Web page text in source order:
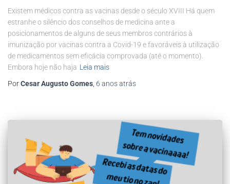
Existem médicos contra as vacinas desde o século XVIII Há quem
estranhe o silêncio dos conselhos de medicina ante a
posicionamentos de alguns de seus membros contrários à
imunização por vacinas contra a Covid-19 e favoráveis à utilização
de medicamentos sem eficácia comprovada (até o momento).
Embora hoje não haja Leia mais
PorCesar Augusto Gomes 6 anosatrás